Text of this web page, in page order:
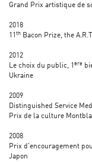
Grand Prix artistique de
2018
th Bacon Prize, the
2012
Le choix du public, 1
ère
Ukraine
2009
Distinguished Service
Prix de la culture
2008
Prix d'encouragement
Japon